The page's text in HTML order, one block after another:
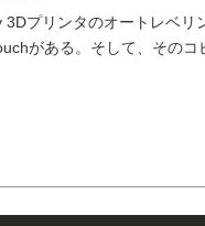
プリンタのオートレベリ
がある。そして、その